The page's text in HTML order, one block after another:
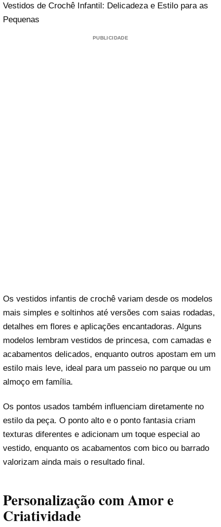
Vestidos de Crochê Infantil: Delicadeza e Estilo para as
Pequenas
PUBLICIDADE
Os vestidos infantis de crochê variam desde os modelos
mais simples e soltinhos até versões com saias rodadas,
detalhes em flores e aplicações encantadoras. Alguns
modelos lembram vestidos de princesa, com camadas e
acabamentos delicados, enquanto outros apostam em um
estilo mais leve, ideal para um passeio no parque ou um
almoço em família.
Os pontos usados também influenciam diretamente no
estilo da peça. O ponto alto e o ponto fantasia criam
texturas diferentes e adicionam um toque especial ao
vestido, enquanto os acabamentos com bico ou barrado
valorizam ainda mais o resultado final.
Personalização com Amor e
Criatividade